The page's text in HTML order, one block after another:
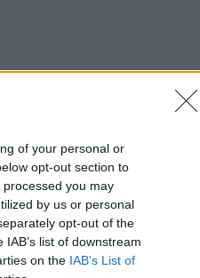
of your personal or
opt-out section to
you may
by us or personal
opt-out of the
list of downstream
on the IAB’s List of